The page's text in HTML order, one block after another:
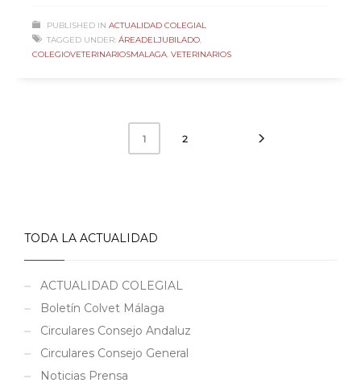
PUBLISHED IN ACTUALIDAD COLEGIAL
TAGGED UNDER: ÁREADELJUBILADO
COLEGIOVETERINARIOSMALAGA VETERINARIOS
1 2
TODA LA ACTUALIDAD
ACTUALIDAD COLEGIAL
Boletín Colvet Málaga
Circulares Consejo Andaluz
Circulares Consejo General
Noticias Prensa